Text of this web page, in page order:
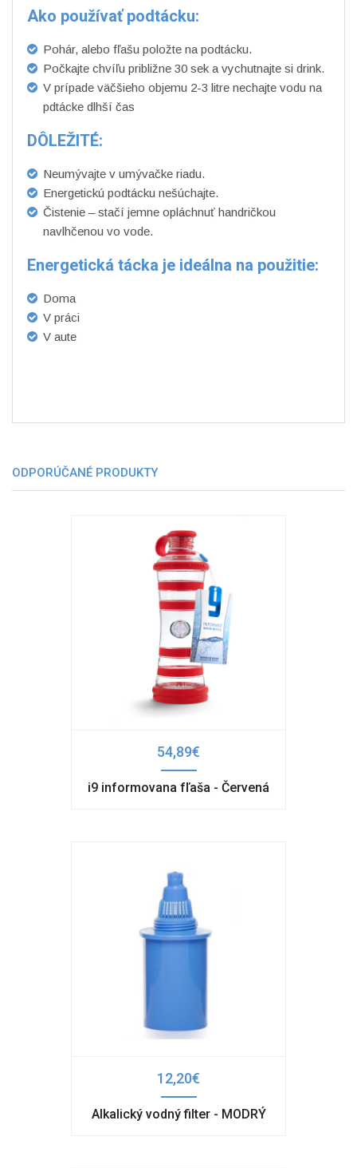
Ako používať podtácku:
Pohár, alebo fľašu položte na podtácku.
Počkajte chvíľu približne 30 sek a vychutnajte si drink.
V prípade väčšieho objemu 2-3 litre nechajte vodu na
pdtácke dlhší čas
DÔLEŽITÉ:
Neumývajte v umývačke riadu.
Energetickú podtácku nešúchajte.
Čistenie – stačí jemne opláchnuť handričkou
navlhčenou vo vode.
Energetická tácka je ideálna na použitie:
Doma
V práci
V aute
ODPORÚČANÉ PRODUKTY
54,89€
i9 informovana fľaša - Červená
12,20€
Alkalický vodný filter - MODRÝ